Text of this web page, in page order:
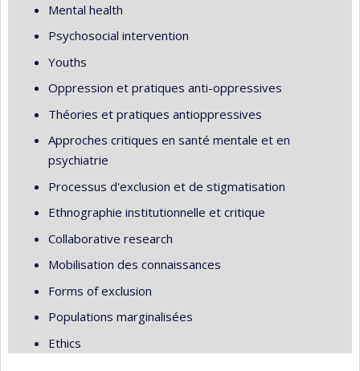
Mental health
Psychosocial intervention
Youths
Oppression et pratiques anti-oppressives
Théories et pratiques antioppressives
Approches critiques en santé mentale et en
psychiatrie
Processus d'exclusion et de stigmatisation
Ethnographie institutionnelle et critique
Collaborative research
Mobilisation des connaissances
Forms of exclusion
Populations marginalisées
Ethics